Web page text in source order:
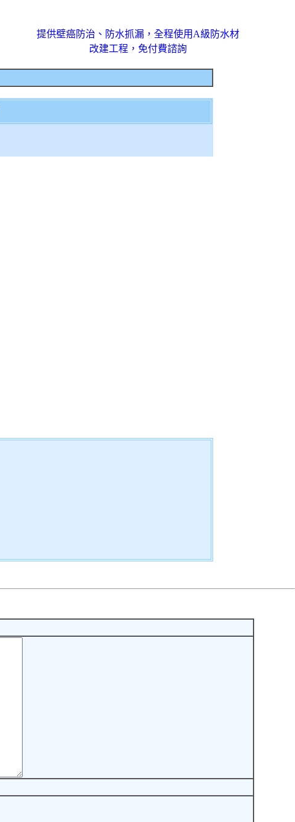
提供壁癌防治、防水抓漏，全程使用A級防水材
改建工程，免付費諮詢